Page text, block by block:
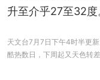
升至介乎27至32度
天文台7月7日下午4时半更
酷热数日，下周起又天色转